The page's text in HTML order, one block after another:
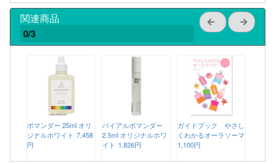
関連商品
0/3
ポマンダー 25ml オリ
ジナルホワイト 7,458
円
バイアルポマンダー
2.5ml オリジナルホワ
イト 1,826円
ガイドブック やさし
くわかるオーラソーマ
1,100円